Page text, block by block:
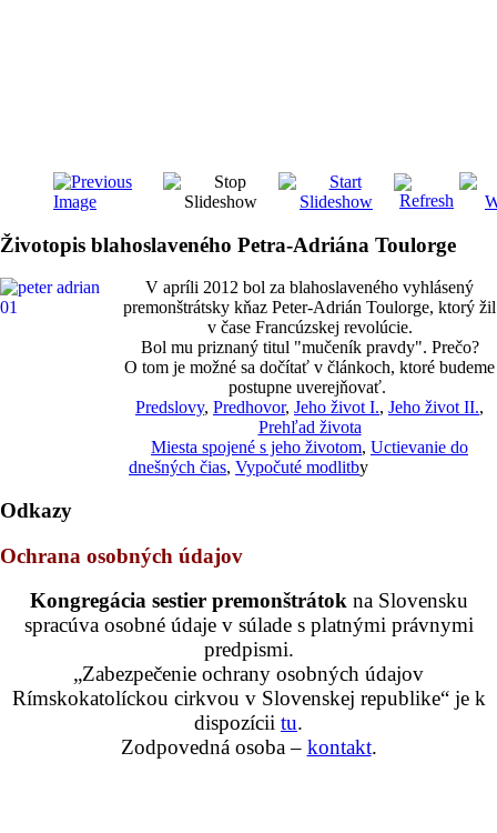
Životopis blahoslaveného Petra-Adriána Toulorge
V apríli 2012 bol za blahoslaveného vyhlásený
premonštrátsky kňaz Peter-Adrián Toulorge, ktorý žil
v čase Francúzskej revolúcie.
Bol mu priznaný titul "mučeník pravdy". Prečo?
O tom je možné sa dočítať v článkoch, ktoré budeme
postupne uverejňovať.
Predslovy, Predhovor, Jeho život I., Jeho život II.,
Prehľad života
Miesta spojené s jeho životom, Uctievanie do
dnešných čias, Vypočuté modlitby
Odkazy
Ochrana osobných údajov
Kongregácia sestier premonštrátok na Slovensku
spracúva osobné údaje v súlade s platnými právnymi
predpismi.
„Zabezpečenie ochrany osobných údajov
Rímskokatolíckou cirkvou v Slovenskej republike“ je k
dispozícii tu.
Zodpovedná osoba – kontakt.